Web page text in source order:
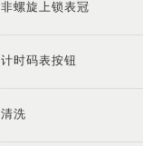
非螺旋上锁表冠
计时码表按钮
清洗